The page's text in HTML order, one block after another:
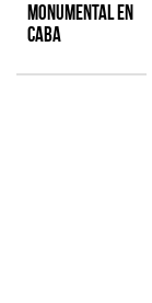
monumental en
CABA